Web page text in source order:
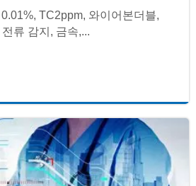
TC2ppm, 와이어본더블,
류 감지, 금속,...